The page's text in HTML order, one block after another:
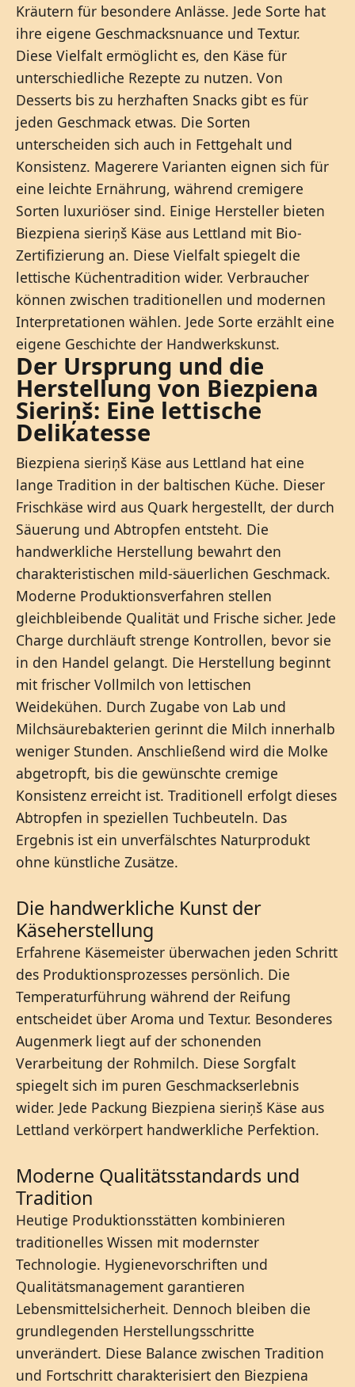
Kräutern für besondere Anlässe. Jede Sorte hat
ihre eigene Geschmacksnuance und Textur.
Diese Vielfalt ermöglicht es, den Käse für
unterschiedliche Rezepte zu nutzen. Von
Desserts bis zu herzhaften Snacks gibt es für
jeden Geschmack etwas. Die Sorten
unterscheiden sich auch in Fettgehalt und
Konsistenz. Magerere Varianten eignen sich für
eine leichte Ernährung, während cremigere
Sorten luxuriöser sind. Einige Hersteller bieten
Biezpiena sieriņš Käse aus Lettland mit Bio-
Zertifizierung an. Diese Vielfalt spiegelt die
lettische Küchentradition wider. Verbraucher
können zwischen traditionellen und modernen
Interpretationen wählen. Jede Sorte erzählt eine
eigene Geschichte der Handwerkskunst.
Der Ursprung und die
Herstellung von Biezpiena
Sieriņš: Eine lettische
Delikatesse
Biezpiena sieriņš Käse aus Lettland hat eine
lange Tradition in der baltischen Küche. Dieser
Frischkäse wird aus Quark hergestellt, der durch
Säuerung und Abtropfen entsteht. Die
handwerkliche Herstellung bewahrt den
charakteristischen mild-säuerlichen Geschmack.
Moderne Produktionsverfahren stellen
gleichbleibende Qualität und Frische sicher. Jede
Charge durchläuft strenge Kontrollen, bevor sie
in den Handel gelangt. Die Herstellung beginnt
mit frischer Vollmilch von lettischen
Weidekühen. Durch Zugabe von Lab und
Milchsäurebakterien gerinnt die Milch innerhalb
weniger Stunden. Anschließend wird die Molke
abgetropft, bis die gewünschte cremige
Konsistenz erreicht ist. Traditionell erfolgt dieses
Abtropfen in speziellen Tuchbeuteln. Das
Ergebnis ist ein unverfälschtes Naturprodukt
ohne künstliche Zusätze.
Die handwerkliche Kunst der
Käseherstellung
Erfahrene Käsemeister überwachen jeden Schritt
des Produktionsprozesses persönlich. Die
Temperaturführung während der Reifung
entscheidet über Aroma und Textur. Besonderes
Augenmerk liegt auf der schonenden
Verarbeitung der Rohmilch. Diese Sorgfalt
spiegelt sich im puren Geschmackserlebnis
wider. Jede Packung Biezpiena sieriņš Käse aus
Lettland verkörpert handwerkliche Perfektion.
Moderne Qualitätsstandards und
Tradition
Heutige Produktionsstätten kombinieren
traditionelles Wissen mit modernster
Technologie. Hygienevorschriften und
Qualitätsmanagement garantieren
Lebensmittelsicherheit. Dennoch bleiben die
grundlegenden Herstellungsschritte
unverändert. Diese Balance zwischen Tradition
und Fortschritt charakterisiert den Biezpiena